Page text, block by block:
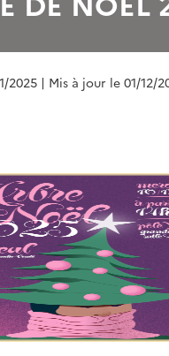
2025 | Mis à jour le 01/12/